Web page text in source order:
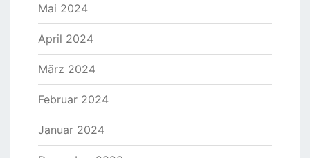
Mai 2024
April 2024
März 2024
Februar 2024
Januar 2024